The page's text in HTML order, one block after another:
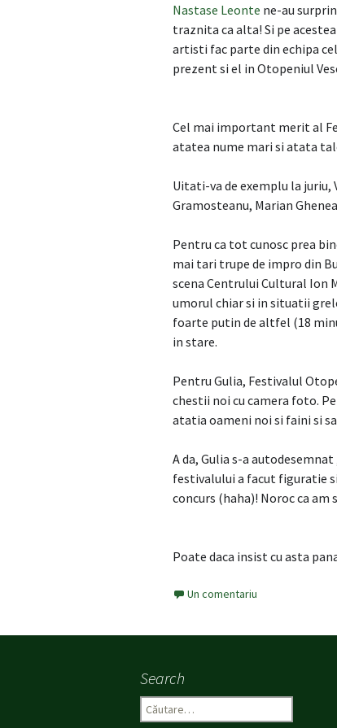
Nastase Leonte ne-au
traznita ca alta! Si pe
artisti fac parte din echipa
prezent si el in Otopeniul
Cel mai important merit al
atatea nume mari si atata
Uitati-va de exemplu la juriu,
Gramosteanu, Marian
Pentru ca tot cunosc prea
mai tari trupe de impro din
scena Centrului Cultural Ion
umorul chiar si in situatii
foarte putin de altfel (18
in stare.
Pentru Gulia, Festivalul
chestii noi cu camera foto.
atatia oameni noi si faini si
A da, Gulia s-a
festivalului a facut figuratie
concurs (haha)! Noroc ca am
Poate daca insist cu asta
Un comentariu
Search
a